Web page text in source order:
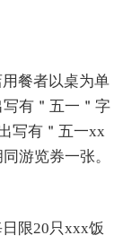
餐者以桌为单
有＂五一＂字
写有＂五一xx
游览券一张。
限20只xxx饭